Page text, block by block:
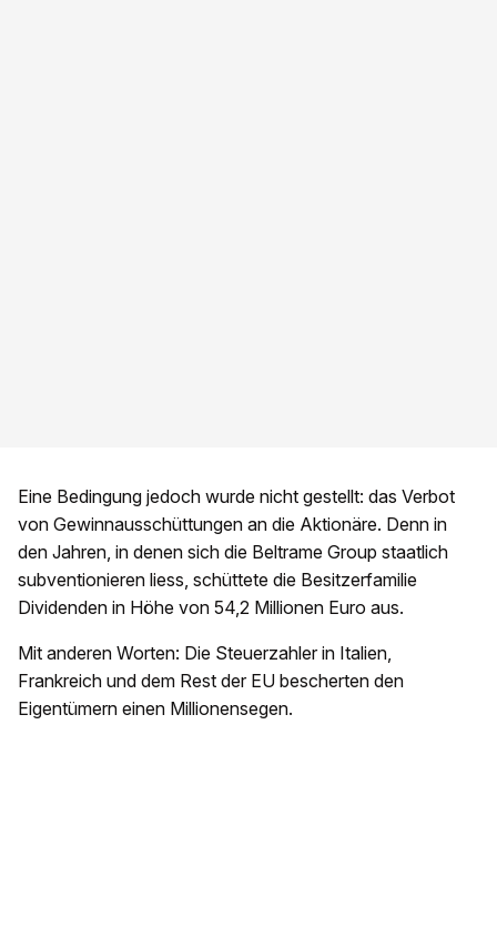
Eine Bedingung jedoch wurde nicht gestellt: das Verbot
von Gewinnausschüttungen an die Aktionäre. Denn in
den Jahren, in denen sich die Beltrame Group staatlich
subventionieren liess, schüttete die Besitzerfamilie
Dividenden in Höhe von 54,2 Millionen Euro aus.
Mit anderen Worten: Die Steuerzahler in Italien,
Frankreich und dem Rest der EU bescherten den
Eigentümern einen Millionensegen.